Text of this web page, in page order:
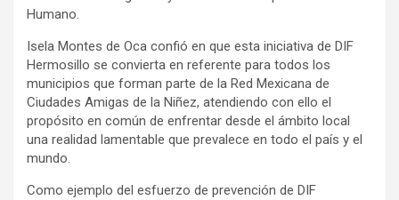
Humano.
Isela Montes de Oca confió en que esta iniciativa de DIF
Hermosillo se convierta en referente para todos los
municipios que forman parte de la Red Mexicana de
Ciudades Amigas de la Niñez, atendiendo con ello el
propósito en común de enfrentar desde el ámbito local
una realidad lamentable que prevalece en todo el país y el
mundo.
Como ejemplo del esfuerzo de prevención de DIF